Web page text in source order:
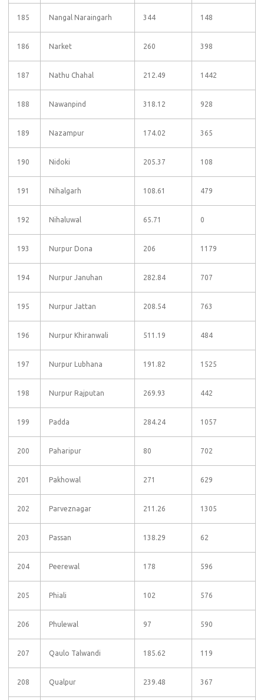
185 Nangal Naraingarh 344 148
186 Narket 260 398
187 Nathu Chahal 212.49 1442
188 Nawanpind 318.12 928
189 Nazampur 174.02 365
190 Nidoki 205.37 108
191 Nihalgarh 108.61 479
192 Nihaluwal 65.71 0
193 Nurpur Dona 206 1179
194 Nurpur Januhan 282.84 707
195 Nurpur Jattan 208.54 763
196 Nurpur Khiranwali 511.19 484
197 Nurpur Lubhana 191.82 1525
198 Nurpur Rajputan 269.93 442
199 Padda 284.24 1057
200 Paharipur 80 702
201 Pakhowal 271 629
202 Parveznagar 211.26 1305
203 Passan 138.29 62
204 Peerewal 178 596
205 Phiali 102 576
206 Phulewal 97 590
207 Qaulo Talwandi 185.62 119
208 Qualpur 239.48 367